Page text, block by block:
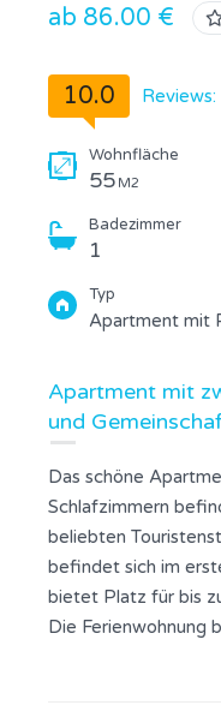
ab 86.00 €
10.0 Reviews:
Wohnfläche
55 M2
Badezimmer
1
Typ
Apartment mit
Apartment mit
und
Das schöne
Schlafzimmern
beliebten
befindet sich im
bietet Platz für bis
Die Ferienwohnung
mit Doppelbetten,